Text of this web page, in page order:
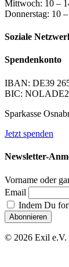
Mittwoch: 10 –
Donnerstag: 10
Soziale
Spendenkonto
IBAN: DE39
BIC:
Sparkasse
Jetzt spenden
Newsletter-
Vorname oder
Email
Indem Du
© 2026 Exil e.V.